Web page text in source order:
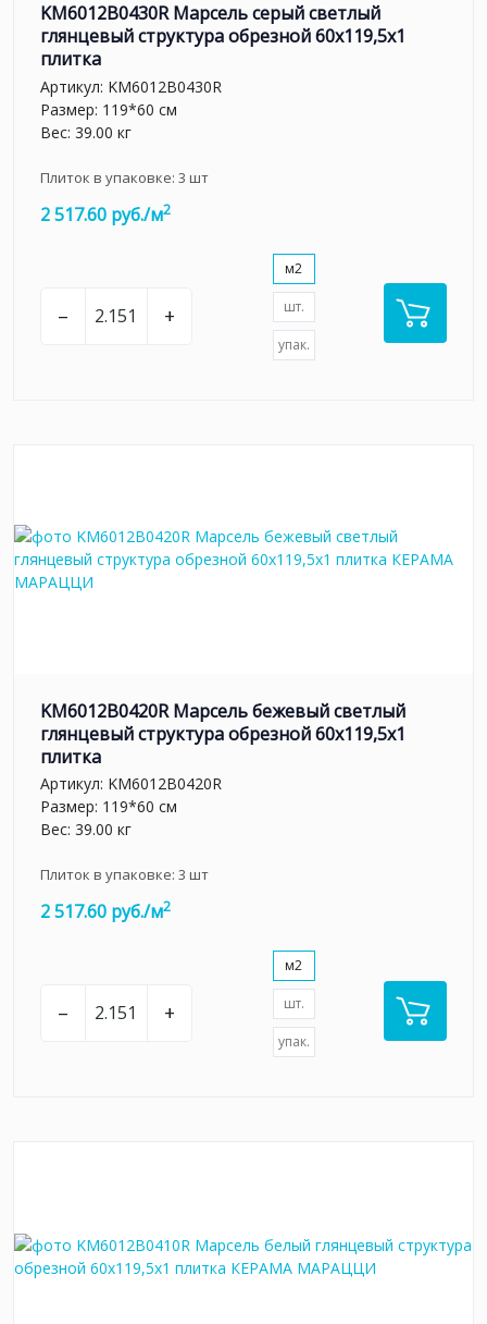
KM6012B0430R Марсель серый светлый
глянцевый структура обрезной 60x119,5x1
плитка
Артикул: KM6012B0430R
Размер: 119*60 см
Вес: 39.00 кг
Плиток в упаковке: 3 шт
2 517.60 руб./м2
– +
м2
шт.
упак.
KM6012B0420R Марсель бежевый светлый
глянцевый структура обрезной 60x119,5x1
плитка
Артикул: KM6012B0420R
Размер: 119*60 см
Вес: 39.00 кг
Плиток в упаковке: 3 шт
2 517.60 руб./м2
– +
м2
шт.
упак.